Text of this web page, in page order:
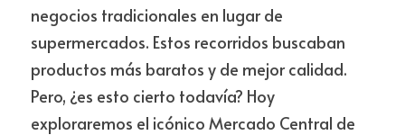
negocios tradicionales en lugar de
supermercados. Estos recorridos buscaban
productos más baratos y de mejor calidad.
Pero, ¿es esto cierto todavía? Hoy
exploraremos el icónico Mercado Central de